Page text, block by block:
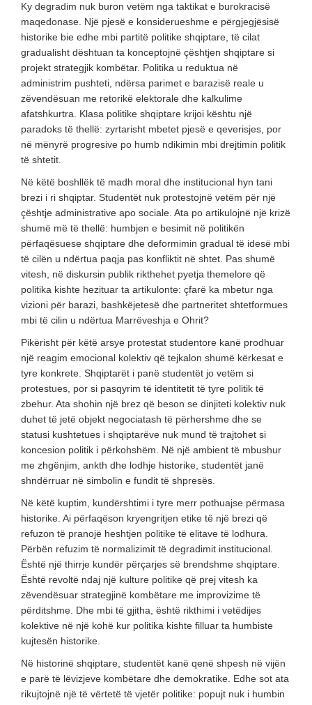
Ky degradim nuk buron vetëm nga taktikat e burokracisë
maqedonase. Një pjesë e konsiderueshme e përgjegjësisë
historike bie edhe mbi partitë politike shqiptare, të cilat
gradualisht dështuan ta konceptojnë çështjen shqiptare si
projekt strategjik kombëtar. Politika u reduktua në
administrim pushteti, ndërsa parimet e barazisë reale u
zëvendësuan me retorikë elektorale dhe kalkulime
afatshkurtra. Klasa politike shqiptare krijoi kështu një
paradoks të thellë: zyrtarisht mbetet pjesë e qeverisjes, por
në mënyrë progresive po humb ndikimin mbi drejtimin politik
të shtetit.
Në këtë boshllëk të madh moral dhe institucional hyn tani
brezi i ri shqiptar. Studentët nuk protestojnë vetëm për një
çështje administrative apo sociale. Ata po artikulojnë një krizë
shumë më të thellë: humbjen e besimit në politikën
përfaqësuese shqiptare dhe deformimin gradual të idesë mbi
të cilën u ndërtua paqja pas konfliktit në shtet. Pas shumë
vitesh, në diskursin publik rikthehet pyetja themelore që
politika kishte hezituar ta artikulonte: çfarë ka mbetur nga
vizioni për barazi, bashkëjetesë dhe partneritet shtetformues
mbi të cilin u ndërtua Marrëveshja e Ohrit?
Pikërisht për këtë arsye protestat studentore kanë prodhuar
një reagim emocional kolektiv që tejkalon shumë kërkesat e
tyre konkrete. Shqiptarët i panë studentët jo vetëm si
protestues, por si pasqyrim të identitetit të tyre politik të
zbehur. Ata shohin një brez që beson se dinjiteti kolektiv nuk
duhet të jetë objekt negociatash të përhershme dhe se
statusi kushtetues i shqiptarëve nuk mund të trajtohet si
koncesion politik i përkohshëm. Në një ambient të mbushur
me zhgënjim, ankth dhe lodhje historike, studentët janë
shndërruar në simbolin e fundit të shpresës.
Në këtë kuptim, kundërshtimi i tyre merr pothuajse përmasa
historike. Ai përfaqëson kryengritjen etike të një brezi që
refuzon të pranojë heshtjen politike të elitave të lodhura.
Përbën refuzim të normalizimit të degradimit institucional.
Është një thirrje kundër përçarjes së brendshme shqiptare.
Është revoltë ndaj një kulture politike që prej vitesh ka
zëvendësuar strategjinë kombëtare me improvizime të
përditshme. Dhe mbi të gjitha, është rikthimi i vetëdijes
kolektive në një kohë kur politika kishte filluar ta humbiste
kujtesën historike.
Në historinë shqiptare, studentët kanë qenë shpesh në vijën
e parë të lëvizjeve kombëtare dhe demokratike. Edhe sot ata
rikujtojnë një të vërtetë të vjetër politike: popujt nuk i humbin